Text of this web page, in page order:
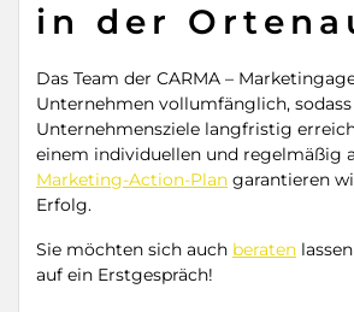
in der
Das Team der CARMA –
Unternehmen vollumfänglich,
Unternehmensziele langfristig
einem individuellen und regelmäßig
Marketing-Action-Plan garantieren
Erfolg.
Sie möchten sich auch beraten
auf ein Erstgespräch!